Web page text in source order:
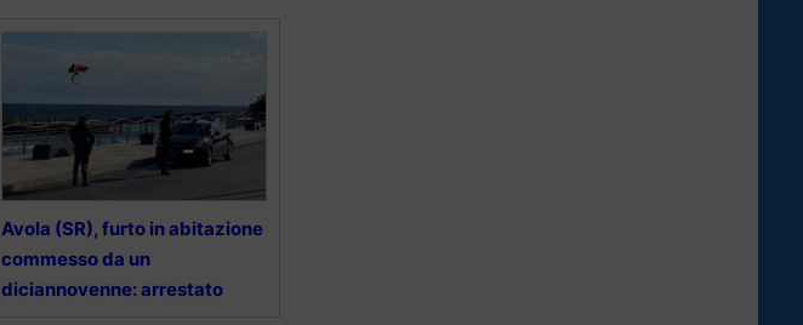
Avola (SR), furto in abitazione
commesso da un
diciannovenne: arrestato